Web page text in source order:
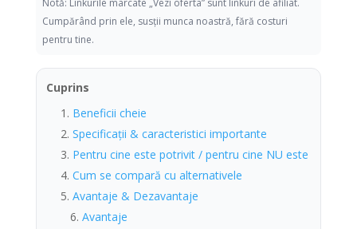
Notă: Linkurile marcate „Vezi oferta” sunt linkuri de afiliat.
Cumpărând prin ele, susții munca noastră, fără costuri
pentru tine.
Cuprins
Beneficii cheie
Specificații & caracteristici importante
Pentru cine este potrivit / pentru cine NU este
Cum se compară cu alternativele
Avantaje & Dezavantaje
Avantaje